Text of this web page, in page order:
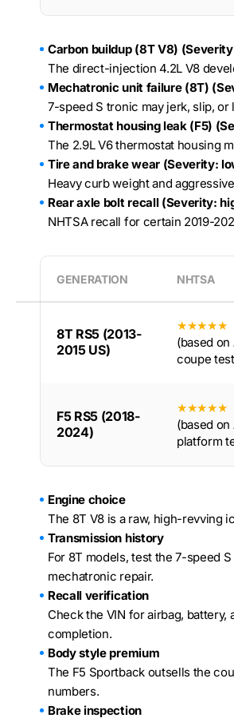
Carbon buildup (8T V8)
The direct-injection 4.2L V8
Mechatronic unit failure (8T)
7-speed S tronic may jerk, slip,
Thermostat housing leak (F5)
The 2.9L V6 thermostat housing
Tire and brake wear (Severity:
Heavy curb weight and
Rear axle bolt recall (Severity:
NHTSA recall for certain 2019-
GENERATION NHTSA
8T RS5 (2013-
2015 US)
★★★★★
(based on
coupe
F5 RS5 (2018-
2024)
★★★★★
(based on
platform
Engine choice
The 8T V8 is a raw, high-revving
Transmission history
For 8T models, test the 7-speed
mechatronic repair.
Recall verification
Check the VIN for airbag,
completion.
Body style premium
The F5 Sportback outsells the
numbers.
Brake inspection